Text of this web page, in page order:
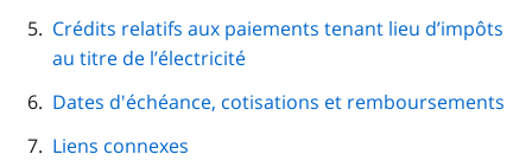
Crédits relatifs aux paiements tenant lieu d’impôts
au titre de l’électricité
Dates d'échéance, cotisations et remboursements
Liens connexes